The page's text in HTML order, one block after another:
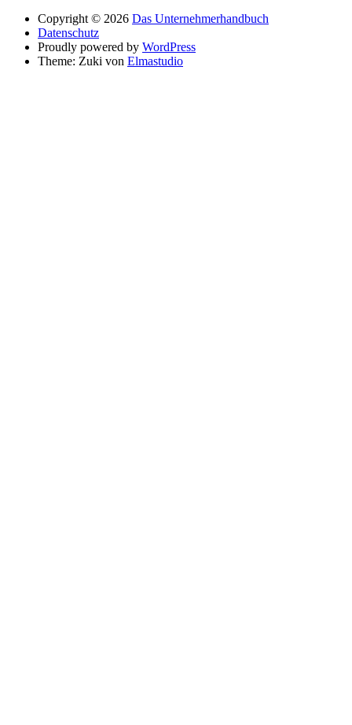
Copyright © 2026 Das Unternehmerhandbuch
Datenschutz
Proudly powered by WordPress
Theme: Zuki von Elmastudio